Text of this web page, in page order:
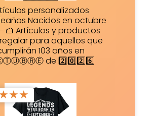
personalizados
Nacidos en octubre
- 🍰 Artículos y productos
para aquellos que
103 años en
de 2️⃣0️⃣2️⃣6️⃣
★★